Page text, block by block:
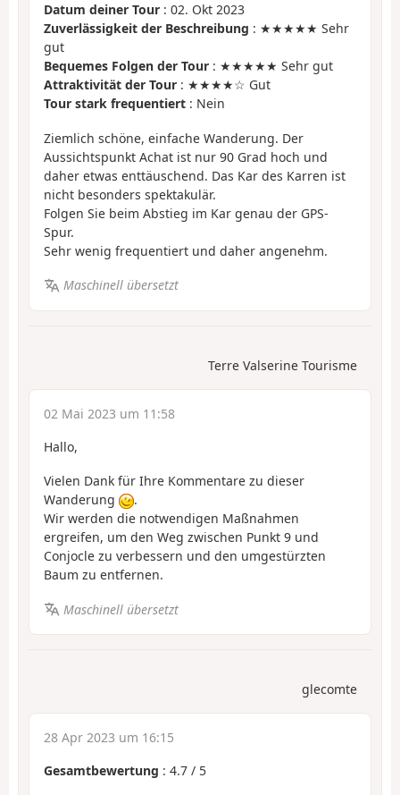
Datum deiner Tour : 02. Okt 2023
Zuverlässigkeit der Beschreibung : ★★★★★ Sehr
gut
Bequemes Folgen der Tour : ★★★★★ Sehr gut
Attraktivität der Tour : ★★★★☆ Gut
Tour stark frequentiert : Nein
Ziemlich schöne, einfache Wanderung. Der
Aussichtspunkt Achat ist nur 90 Grad hoch und
daher etwas enttäuschend. Das Kar des Karren ist
nicht besonders spektakulär.
Folgen Sie beim Abstieg im Kar genau der GPS-
Spur.
Sehr wenig frequentiert und daher angenehm.
Maschinell übersetzt
Terre Valserine Tourisme
02 Mai 2023 um 11:58
Hallo,
Vielen Dank für Ihre Kommentare zu dieser
Wanderung
.
Wir werden die notwendigen Maßnahmen
ergreifen, um den Weg zwischen Punkt 9 und
Conjocle zu verbessern und den umgestürzten
Baum zu entfernen.
Maschinell übersetzt
glecomte
28 Apr 2023 um 16:15
Gesamtbewertung : 4.7 / 5